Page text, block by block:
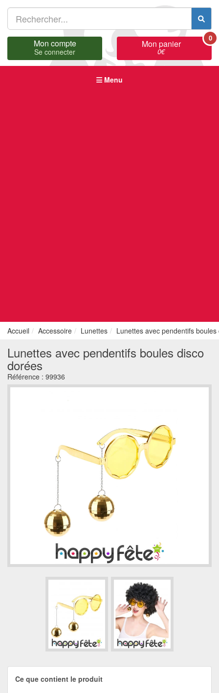
Mon compte
Se connecter
Mon panier
0€
0
Menu
Accueil Accessoire Lunettes Lunettes avec pendentifs
Lunettes avec pendentifs boules disco
dorées
Référence : 99936
Ce que contient le produit